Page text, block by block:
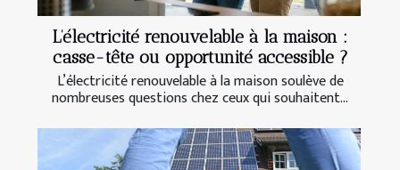
L’électricité renouvelable à la maison :
casse-tête ou opportunité accessible ?
L’électricité renouvelable à la maison soulève de
nombreuses questions chez ceux qui souhaitent...